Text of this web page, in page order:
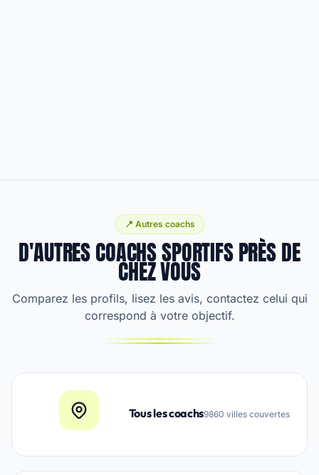
📍 Autres coachs
D'AUTRES COACHS SPORTIFS PRÈS DE
CHEZ VOUS
Comparez les profils, lisez les avis, contactez celui qui
correspond à votre objectif.
Tous les coachs9860 villes couvertes